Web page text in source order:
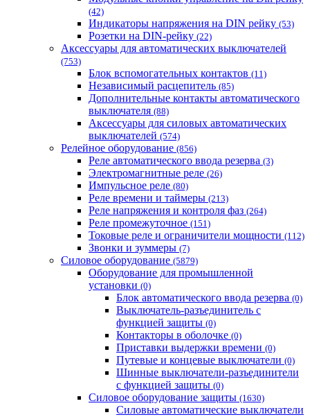
(42)
Индикаторы напряжения на DIN рейку (53)
Розетки на DIN-рейку (22)
Аксессуары для автоматических выключателей
(753)
Блок вспомогательных контактов (11)
Независимый расцепитель (85)
Дополнительные контакты автоматического
выключателя (88)
Аксессуары для силовых автоматических
выключателей (574)
Релейное оборудование (856)
Реле автоматического ввода резерва (3)
Электромагнитные реле (26)
Импульсное реле (80)
Реле времени и таймеры (213)
Реле напряжения и контроля фаз (264)
Реле промежуточное (151)
Токовые реле и ограничители мощности (112)
Звонки и зуммеры (7)
Силовое оборудование (5879)
Оборудование для промышленной
установки (0)
Блок автоматического ввода резерва (0)
Выключатель-разъединитель с
функцией защиты (0)
Контакторы в оболочке (0)
Приставки выдержки времени (0)
Путевые и концевые выключатели (0)
Шинные выключатели-разъединители
с функцией защиты (0)
Силовое оборудование защиты (1630)
Силовые автоматические выключатели